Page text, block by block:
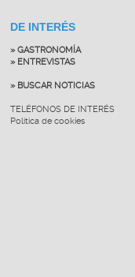
DE INTERÉS
» GASTRONOMÍA
» ENTREVISTAS
» BUSCAR NOTICIAS
TELÉFONOS DE INTERÉS
Política de cookies